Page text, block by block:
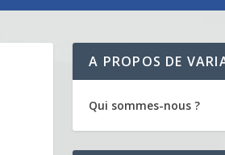
A PROPOS DE
Qui sommes-nous ?